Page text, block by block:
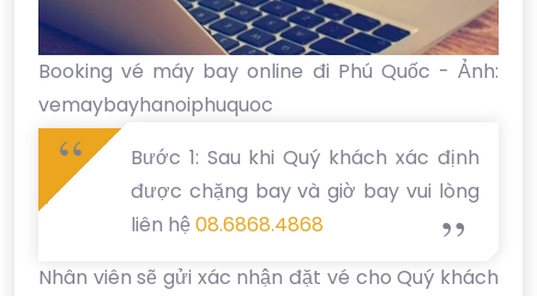
Booking vé máy bay online đi Phú Quốc - Ảnh:
vemaybayhanoiphuquoc
Bước 1: Sau khi Quý khách xác định
được chặng bay và giờ bay vui lòng
liên hệ 08.6868.4868
Nhân viên sẽ gửi xác nhận đặt vé cho Quý khách